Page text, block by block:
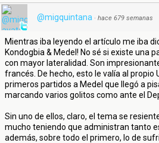
@migquintana · hace 679 semanas
Mientras iba leyendo el artículo me iba
Kondogbia & Medel! No sé si existe una
con mayor lateralidad. Son
francés. De hecho, esto le valía al propio
primeros partidos a Medel que llegó a
marcando varios golitos como ante el
Sin uno de ellos, claro, el tema se
mucho teniendo que administran tanto
además, sobre todo el primero, lo de